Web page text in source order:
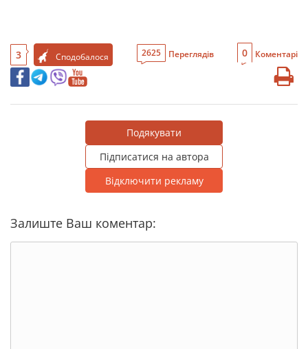
3 Сподобалося 2625 Переглядів 0 Коментарі
Подякувати
Підписатися на автора
Відключити рекламу
Залиште Ваш коментар: